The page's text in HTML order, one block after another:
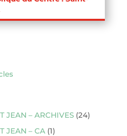
JEAN – ARCHIVES(24)
JEAN – CA(1)